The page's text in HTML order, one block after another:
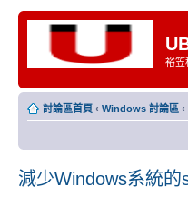
裕笠
討論區首頁 ‹ Windows 討論區 ‹
減少Windows系統